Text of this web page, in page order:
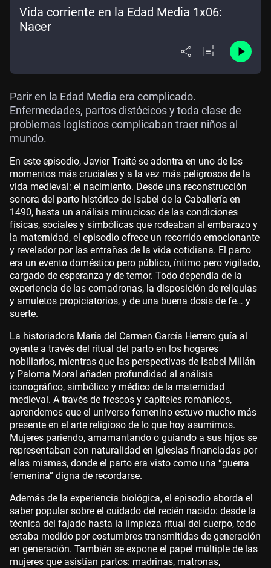
Vida corriente en la Edad Media 1x06:
Nacer
Parir en la Edad Media era complicado.
Enfermedades, partos distócicos y toda clase de
problemas logísticos complicaban traer niños al
mundo.
En este episodio, Javier Traité se adentra en uno de los
momentos más cruciales y a la vez más peligrosos de la
vida medieval: el nacimiento. Desde una reconstrucción
sonora del parto histórico de Isabel de la Caballería en
1490, hasta un análisis minucioso de las condiciones
físicas, sociales y simbólicas que rodeaban al embarazo y
la maternidad, el episodio ofrece un recorrido emocionante
y revelador por las entrañas de la vida cotidiana. El parto
era un evento doméstico pero público, íntimo pero vigilado,
cargado de esperanza y de temor. Todo dependía de la
experiencia de las comadronas, la disposición de reliquias
y amuletos propiciatorios, y de una buena dosis de fe… y
suerte.
La historiadora María del Carmen García Herrero guía al
oyente a través del ritual del parto en los hogares
nobiliarios, mientras que las perspectivas de Isabel Millán
y Paloma Moral añaden profundidad al análisis
iconográfico, simbólico y médico de la maternidad
medieval. A través de frescos y capiteles románicos,
aprendemos que el universo femenino estuvo mucho más
presente en el arte religioso de lo que hoy asumimos.
Mujeres pariendo, amamantando o guiando a sus hijos se
representaban con naturalidad en iglesias financiadas por
ellas mismas, donde el parto era visto como una “guerra
femenina” digna de recordarse.
Además de la experiencia biológica, el episodio aborda el
saber popular sobre el cuidado del recién nacido: desde la
técnica del fajado hasta la limpieza ritual del cuerpo, todo
estaba medido por costumbres transmitidas de generación
en generación. También se expone el papel múltiple de las
mujeres que asistían partos: madrinas, matronas,